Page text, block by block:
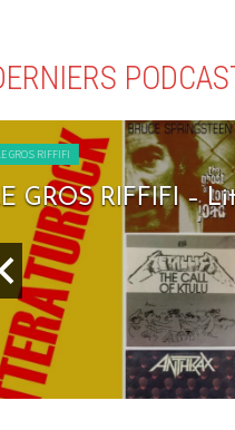
LE GROS RIFFIFI
LE GROS RIFFIFI –